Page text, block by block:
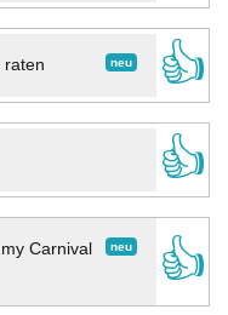
neu
raten
👍
👍
neu
Carnival
👍